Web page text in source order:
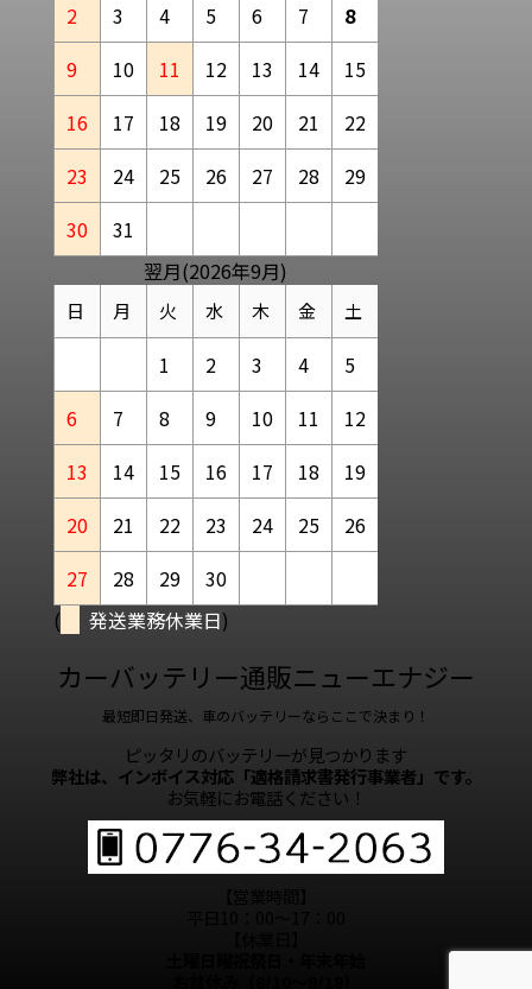
2
3 4 5 6 7
8
9
10 11 12 13 14
15
16
17 18 19 20 21
22
23
24 25 26 27 28
29
30
31
翌月(2026年9月)
日 月 火 水 木 金 土
1 2 3 4
5
6
7 8 9 10 11
12
13
14 15 16 17 18
19
20
21 22 23 24 25
26
27
28 29
30
(
発送業務休業日)
カーバッテリー通販ニューエナジー
最短即日発送、車のバッテリーならここで決まり！
ピッタリのバッテリーが見つかります
弊社は、インボイス対応「適格請求書発行事業者」です。
お気軽にお電話ください！